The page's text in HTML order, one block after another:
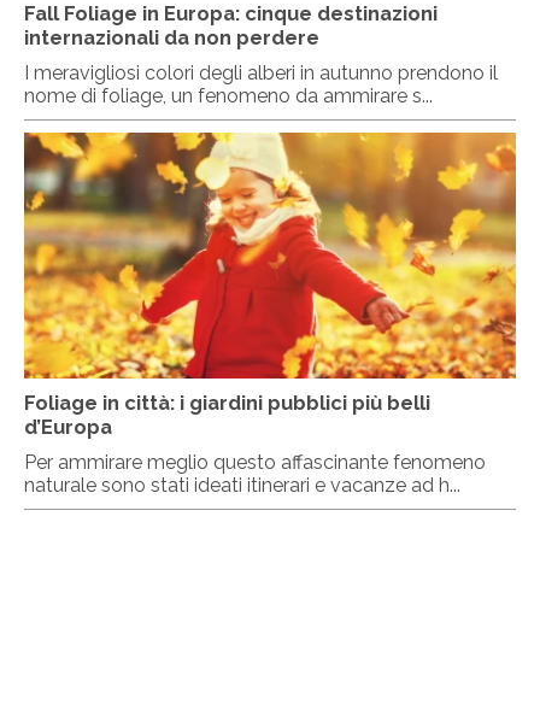
Fall Foliage in Europa: cinque destinazioni
internazionali da non perdere
I meravigliosi colori degli alberi in autunno prendono il
nome di foliage, un fenomeno da ammirare s...
Foliage in città: i giardini pubblici più belli
d’Europa
Per ammirare meglio questo affascinante fenomeno
naturale sono stati ideati itinerari e vacanze ad h...